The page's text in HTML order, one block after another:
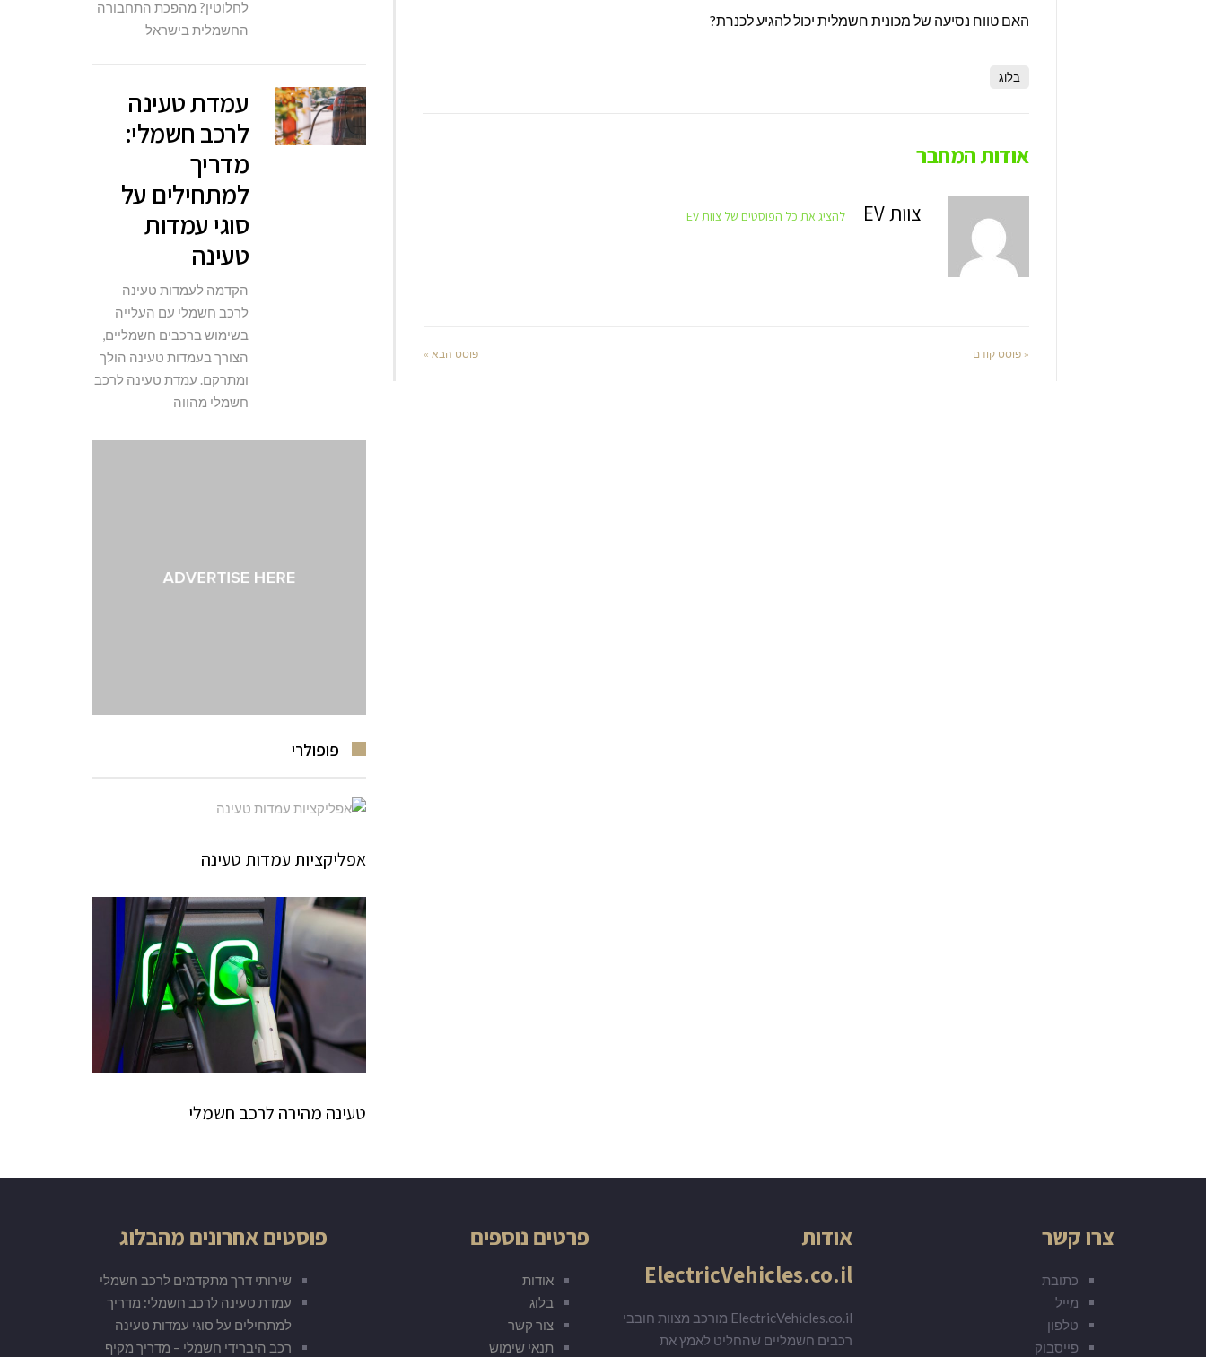
האם טווח נסיעה של מכונית חשמלית יכול להגיע לכנרת?
בלוג
אודות המחבר
צוות EV להציג את כל הפוסטים של צוות EV
« פוסט קודם פוסט הבא »
לחלוטין? מהפכת התחבורה
החשמלית בישראל
עמדת טעינה
לרכב חשמלי:
מדריך
למתחילים על
סוגי עמדות
טעינה
הקדמה לעמדות טעינה
לרכב חשמלי עם העלייה
בשימוש ברכבים חשמליים,
הצורך בעמדות טעינה הולך
ומתרקם. עמדת טעינה לרכב
חשמלי מהווה
פופולרי
אפליקציות עמדות טעינה
טעינה מהירה לרכב חשמלי
צרו קשר
כתובת
מייל
טלפון
פייסבוק
אודות
ElectricVehicles.co.il
ElectricVehicles.co.il מורכב מצוות חובבי
רכבים חשמליים שהחליט לאמץ את
פרטים נוספים
אודות
בלוג
צור קשר
תנאי שימוש
פוסטים אחרונים מהבלוג
שירותי דרך מתקדמים לרכב חשמלי
עמדת טעינה לרכב חשמלי: מדריך
למתחילים על סוגי עמדות טעינה
רכב היברידי חשמלי – מדריך מקיף